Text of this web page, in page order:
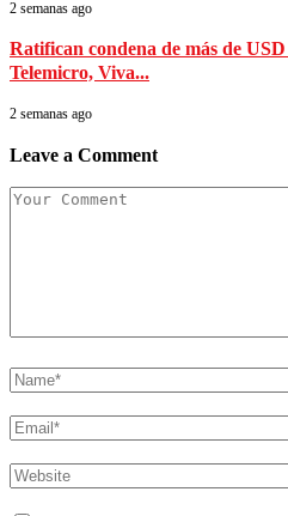
2 semanas ago
Ratifican condena de más de
Telemicro, Viva...
2 semanas ago
Leave a Comment